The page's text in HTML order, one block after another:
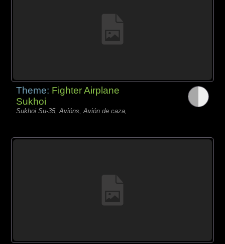
Theme: Fighter Airplane
Sukhoi
Sukhoi Su-35, Avións, Avión de caza,